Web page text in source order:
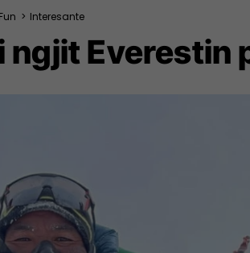
Fun > Interesante
Everestin